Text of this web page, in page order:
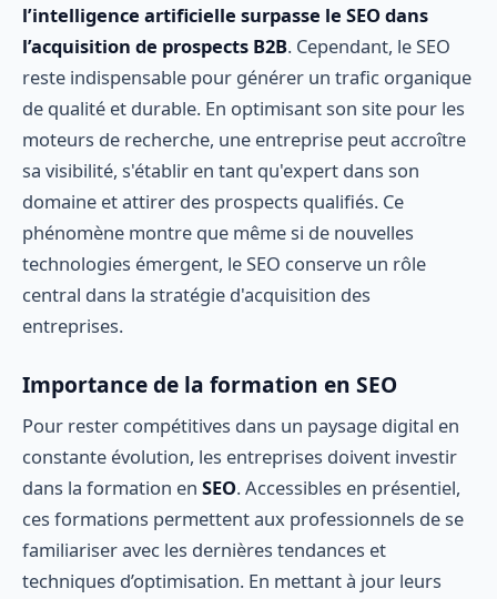
l’intelligence artificielle surpasse le SEO dans
l’acquisition de prospects B2B. Cependant, le SEO
reste indispensable pour générer un trafic organique
de qualité et durable. En optimisant son site pour les
moteurs de recherche, une entreprise peut accroître
sa visibilité, s'établir en tant qu'expert dans son
domaine et attirer des prospects qualifiés. Ce
phénomène montre que même si de nouvelles
technologies émergent, le SEO conserve un rôle
central dans la stratégie d'acquisition des
entreprises.
Importance de la formation en SEO
Pour rester compétitives dans un paysage digital en
constante évolution, les entreprises doivent investir
dans la formation en SEO. Accessibles en présentiel,
ces formations permettent aux professionnels de se
familiariser avec les dernières tendances et
techniques d’optimisation. En mettant à jour leurs